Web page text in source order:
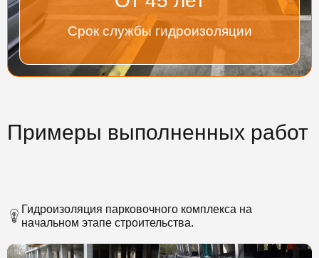
Срок службы гидроизоляции
Примеры выполненных работ
Гидроизоляция парковочного комплекса на
начальном этапе строительства.